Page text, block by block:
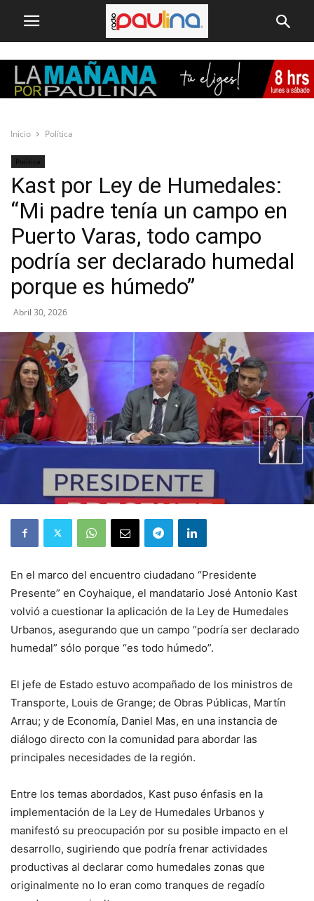
Inicio Política
Política
Kast por Ley de Humedales:
“Mi padre tenía un campo en
Puerto Varas, todo campo
podría ser declarado humedal
porque es húmedo”
Abril 30, 2026
En el marco del encuentro ciudadano “Presidente
Presente” en Coyhaique, el mandatario José Antonio Kast
volvió a cuestionar la aplicación de la Ley de Humedales
Urbanos, asegurando que un campo “podría ser declarado
humedal” sólo porque “es todo húmedo”.
El jefe de Estado estuvo acompañado de los ministros de
Transporte, Louis de Grange; de Obras Públicas, Martín
Arrau; y de Economía, Daniel Mas, en una instancia de
diálogo directo con la comunidad para abordar las
principales necesidades de la región.
Entre los temas abordados, Kast puso énfasis en la
implementación de la Ley de Humedales Urbanos y
manifestó su preocupación por su posible impacto en el
desarrollo, sugiriendo que podría frenar actividades
productivas al declarar como humedales zonas que
originalmente no lo eran como tranques de regadío